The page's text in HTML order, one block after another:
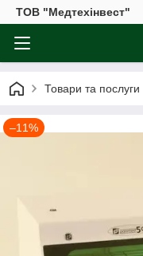
ТОВ "Медтехінвест"
Товари та послуги
–11%